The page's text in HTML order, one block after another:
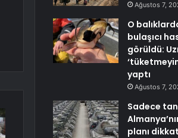
Ağustos 7,
O
bulaşıcı
görüldü:
yaptı
Ağustos 7,
Sadece
planı